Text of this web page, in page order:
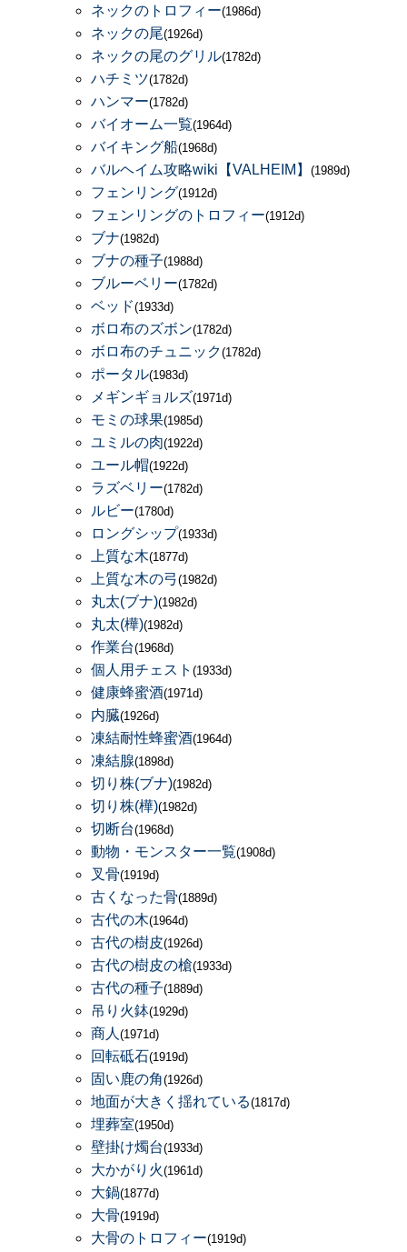
ネックのトロフィー(1986d)
ネックの尾(1926d)
ネックの尾のグリル(1782d)
ハチミツ(1782d)
ハンマー(1782d)
バイオーム一覧(1964d)
バイキング船(1968d)
バルヘイム攻略wiki【VALHEIM】 (1989d)
フェンリング(1912d)
フェンリングのトロフィー(1912d)
ブナ(1982d)
ブナの種子(1988d)
ブルーベリー(1782d)
ベッド(1933d)
ボロ布のズボン(1782d)
ボロ布のチュニック(1782d)
ポータル(1983d)
メギンギョルズ(1971d)
モミの球果(1985d)
ユミルの肉(1922d)
ユール帽(1922d)
ラズベリー(1782d)
ルビー(1780d)
ロングシップ(1933d)
上質な木(1877d)
上質な木の弓(1982d)
丸太(ブナ)(1982d)
丸太(樺)(1982d)
作業台(1968d)
個人用チェスト (1933d)
健康蜂蜜酒(1971d)
内臓(1926d)
凍結耐性蜂蜜酒(1964d)
凍結腺(1898d)
切り株(ブナ)(1982d)
切り株(樺)(1982d)
切断台(1968d)
動物・モンスター一覧(1908d)
叉骨(1919d)
古くなった骨(1889d)
古代の木(1964d)
古代の樹皮(1926d)
古代の樹皮の槍(1933d)
古代の種子(1889d)
吊り火鉢(1929d)
商人 (1971d)
回転砥石(1919d)
固い鹿の角(1926d)
地面が大きく揺れている(1817d)
埋葬室(1950d)
壁掛け燭台(1933d)
大かがり火(1961d)
大鍋(1877d)
大骨(1919d)
大骨のトロフィー(1919d)